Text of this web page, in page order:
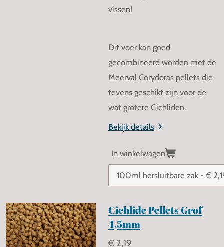
vissen!
Dit voer kan goed
gecombineerd worden met de
Meerval Corydoras pellets die
tevens geschikt zijn voor de
wat grotere Cichliden.
Bekijk details
In winkelwagen
Cichlide Pellets Grof
4,5mm
€ 2,19